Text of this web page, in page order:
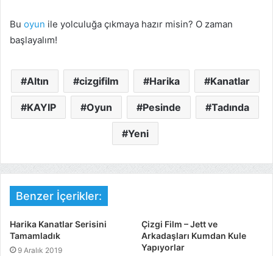
Bu oyun ile yolculuğa çıkmaya hazır misin? O zaman
başlayalım!
Altın cizgifilm Harika Kanatlar
KAYIP Oyun Pesinde Tadında
Yeni
Benzer İçerikler:
Harika Kanatlar Serisini
Tamamladık
9 Aralık 2019
Çizgi Film – Jett ve
Arkadaşları Kumdan Kule
Yapıyorlar